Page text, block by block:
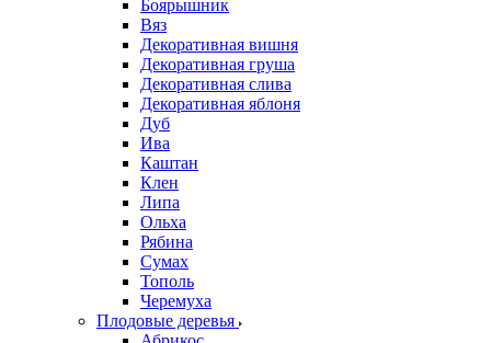
Боярышник
Вяз
Декоративная вишня
Декоративная груша
Декоративная слива
Декоративная яблоня
Дуб
Ива
Каштан
Клен
Липа
Ольха
Рябина
Сумах
Тополь
Черемуха
Плодовые деревья